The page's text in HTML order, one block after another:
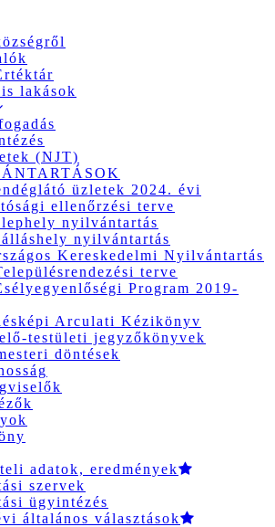
lakások
(NJT)
üzletek 2024. évi
ellenőrzési terve
nyilvántartás
nyilvántartás
Kereskedelmi Nyilvántartás
terve
Program 2019-
Arculati Kézikönyv
testületi jegyzőkönyvek
döntések
adatok, eredmények
szervek
ügyintézés
általános választások